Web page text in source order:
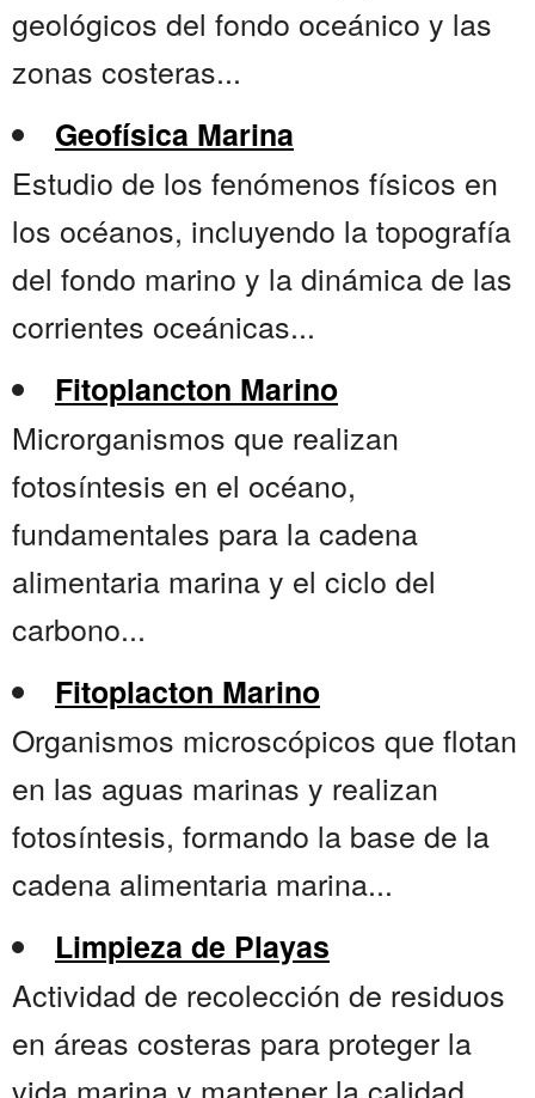
geológicos del fondo oceánico y las
zonas costeras...
Geofísica Marina
Estudio de los fenómenos físicos en
los océanos, incluyendo la topografía
del fondo marino y la dinámica de las
corrientes oceánicas...
Fitoplancton Marino
Microrganismos que realizan
fotosíntesis en el océano,
fundamentales para la cadena
alimentaria marina y el ciclo del
carbono...
Fitoplacton Marino
Organismos microscópicos que flotan
en las aguas marinas y realizan
fotosíntesis, formando la base de la
cadena alimentaria marina...
Limpieza de Playas
Actividad de recolección de residuos
en áreas costeras para proteger la